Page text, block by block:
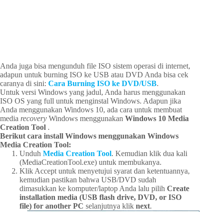
Anda juga bisa mengunduh file ISO sistem operasi di internet,
adapun untuk burning ISO ke USB atau DVD Anda bisa cek
caranya di sini: Cara Burning ISO ke DVD/USB.
Untuk versi Windows yang jadul, Anda harus menggunakan
ISO OS yang full untuk menginstal Windows. Adapun jika
Anda menggunakan Windows 10, ada cara untuk membuat
media recovery Windows menggunakan Windows 10 Media
Creation Tool .
Berikut cara install Windows menggunakan Windows
Media Creation Tool:
Unduh Media Creation Tool. Kemudian klik dua kali
(MediaCreationTool.exe) untuk membukanya.
Klik Accept untuk menyetujui syarat dan ketentuannya,
kemudian pastikan bahwa USB/DVD sudah
dimasukkan ke komputer/laptop Anda lalu pilih Create
installation media (USB flash drive, DVD, or ISO
file) for another PC selanjutnya klik next.